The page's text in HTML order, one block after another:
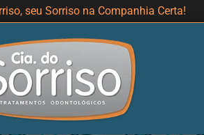
seu Sorriso na Companhia Certa!